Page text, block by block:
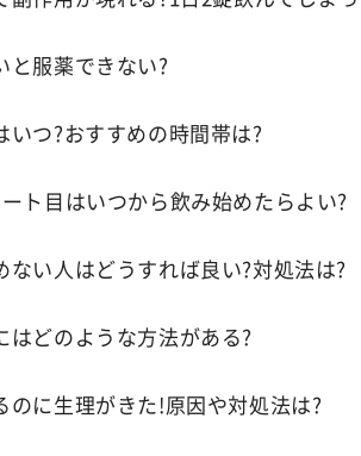
と服薬できない?
いつ?おすすめの時間帯は?
ト目はいつから飲み始めたらよい?
ない人はどうすれば良い?対処法は?
はどのような方法がある?
のに生理がきた!原因や対処法は?